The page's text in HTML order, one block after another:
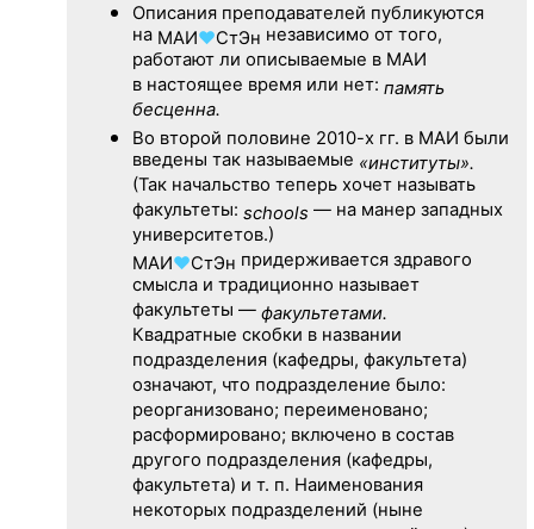
Описания преподавателей публикуются
на МАИ♥СтЭн независимо от того,
работают ли описываемые в МАИ
в настоящее время или нет: память
бесценна.
Во второй половине 2010-х гг. в МАИ были
введены так называемые «институты».
(Так начальство теперь хочет называть
факультеты: schools — на манер западных
университетов.)
МАИ♥СтЭн придерживается здравого
смысла и традиционно называет
факультеты — факультетами.
Квадратные скобки в названии
подразделения (кафедры, факультета)
означают, что подразделение было:
реорганизовано; переименовано;
расформировано; включено в состав
другого подразделения (кафедры,
факультета) и т. п. Наименования
некоторых подразделений (ныне